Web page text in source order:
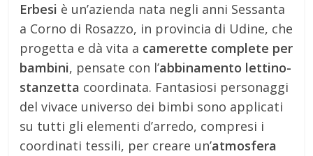
Erbesi è un’azienda nata negli anni Sessanta
a Corno di Rosazzo, in provincia di Udine, che
progetta e dà vita a camerette complete per
bambini, pensate con l’abbinamento lettino-
stanzetta coordinata. Fantasiosi personaggi
del vivace universo dei bimbi sono applicati
su tutti gli elementi d’arredo, compresi i
coordinati tessili, per creare un’atmosfera